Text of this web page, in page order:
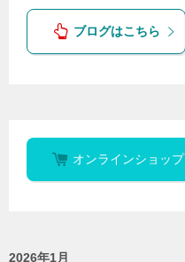
ブログはこちら
オンラインショップ
2026年1月